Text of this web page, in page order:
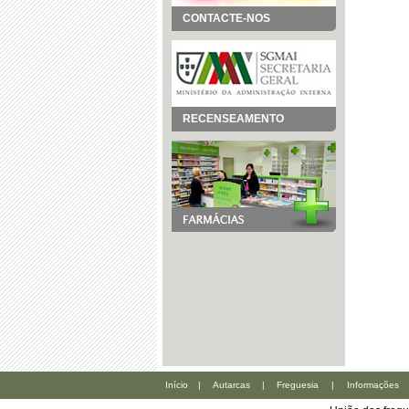
CONTACTE-NOS
RECENSEAMENTO
Início | Autarcas | Freguesia | Informações